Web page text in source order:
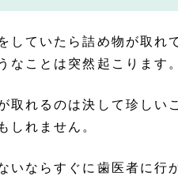
していたら詰め物が取れ
なことは突然起こります。
取れるのは決して珍しい
しれません。
いならすぐに歯医者に